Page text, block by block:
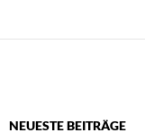
NEUESTE BEITRÄGE